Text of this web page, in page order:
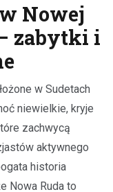
Nowej
zabytki i
w Sudetach
niewielkie, kryje
zachwycą
aktywnego
historia
Nowa Ruda to